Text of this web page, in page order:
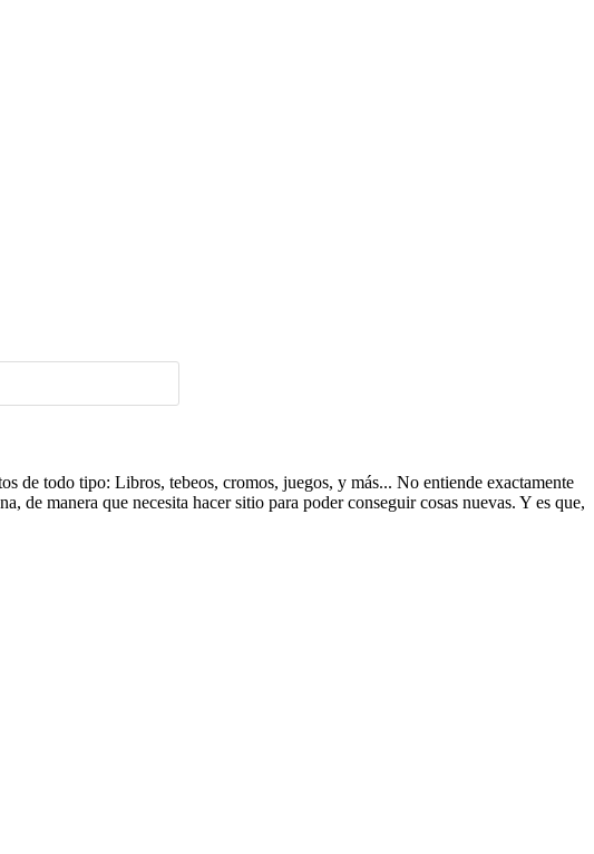
de todo tipo: Libros, tebeos, cromos, juegos, y más... No entiende exactamente
de manera que necesita hacer sitio para poder conseguir cosas nuevas. Y es que,